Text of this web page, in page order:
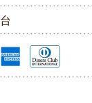
台